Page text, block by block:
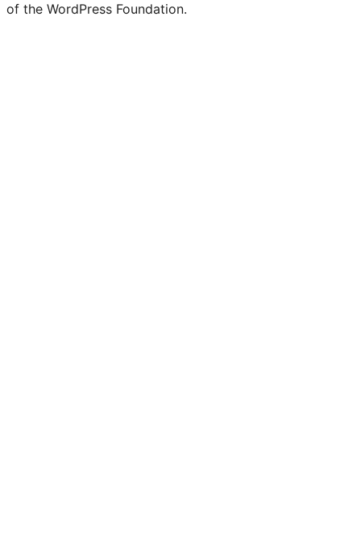
of the WordPress Foundation.